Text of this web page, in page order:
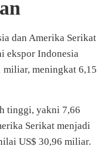
dan Amerika Serikat
ekspor Indonesia
miliar, meningkat 6,15
tinggi, yakni 7,66
Serikat menjadi
US$ 30,96 miliar.